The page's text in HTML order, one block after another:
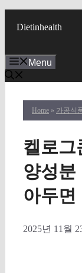
Dietinhealth
Menu
Home » 가공식
켈로그
양성분
아두면
2025년 11월